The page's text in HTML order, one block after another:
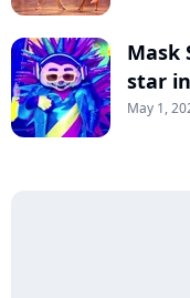
Mask
star
May 1,